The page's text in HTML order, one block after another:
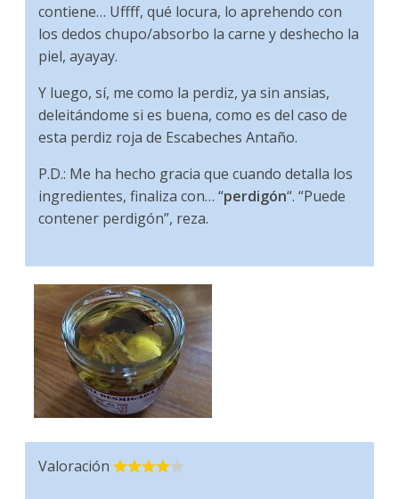
contiene… Uffff, qué locura, lo aprehendo con
los dedos chupo/absorbo la carne y deshecho la
piel, ayayay.
Y luego, sí, me como la perdiz, ya sin ansias,
deleitándome si es buena, como es del caso de
esta perdiz roja de Escabeches Antaño.
P.D.: Me ha hecho gracia que cuando detalla los
ingredientes, finaliza con… “perdigón“. “Puede
contener perdigón”, reza.
Valoración